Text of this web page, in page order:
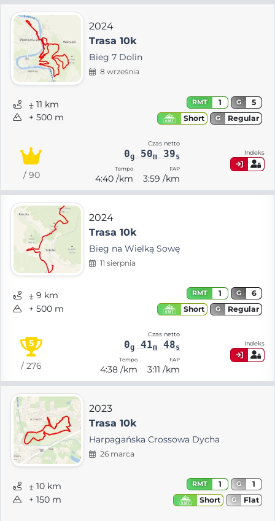
2024
Trasa 10k
Bieg 7 Dolin
8 września
⨦ 11 km
+ 500 m
RMT 1 G
5
Short
G Regular
/ 90
Czas netto
0g50m39s
Tempo
4:40 /km
FAP
3:59 /km
Indeks
2024
Trasa 10k
Bieg na Wielką Sowę
11 sierpnia
⨦ 9 km
+ 500 m
RMT 1 G
6
Short
G Regular
5
/ 276
Czas netto
0g41m48s
Tempo
4:38 /km
FAP
3:11 /km
Indeks
2023
Trasa 10k
Harpagańska Crossowa Dycha
26 marca
⨦ 10 km
+ 150 m
RMT 1 G
1
Short
G Flat